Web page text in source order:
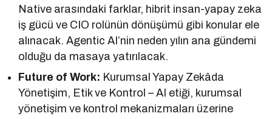
Native arasındaki farklar, hibrit insan-yapay zeka
iş gücü ve CIO rolünün dönüşümü gibi konular ele
alınacak. Agentic AI’nin neden yılın ana gündemi
olduğu da masaya yatırılacak.
Future of Work: Kurumsal Yapay Zekâda
Yönetişim, Etik ve Kontrol – AI etiği, kurumsal
yönetişim ve kontrol mekanizmaları üzerine